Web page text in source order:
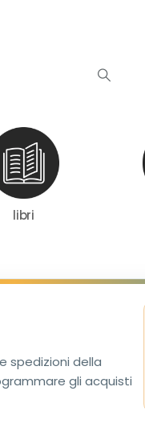
libri
spedizioni della
gli acquisti